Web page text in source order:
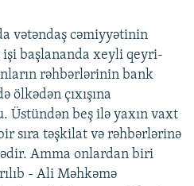
vətəndaş cəmiyyətinin
başlananda xeyli qeyri-
rəhbərlərinin bank
ölkədən çıxışına
Üstündən beş ilə yaxın vaxt
sıra təşkilat və rəhbərlərinə
Amma onlardan biri
- Ali Məhkəmə